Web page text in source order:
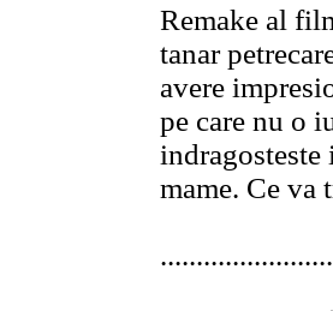
Remake al
tanar
avere
pe care nu o
indragosteste
mame. Ce va